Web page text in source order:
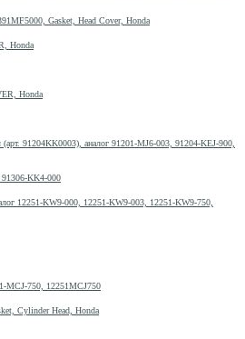
Gasket, Head Cover, Honda
Honda
Honda
91204KK0003), аналог 91201-MJ6-003, 91204-KEJ-900,
91306-KK4-000
12251-KW9-000, 12251-KW9-003, 12251-KW9-750,
MCJ-750, 12251MCJ750
Cylinder Head, Honda